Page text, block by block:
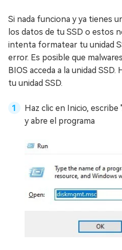
Si nada funciona y ya tienes
los datos de tu SSD o estos
intenta formatear tu unidad
error. Es posible que
BIOS acceda a la unidad
tu unidad SSD.
Haz clic en Inicio,
y abre el programa